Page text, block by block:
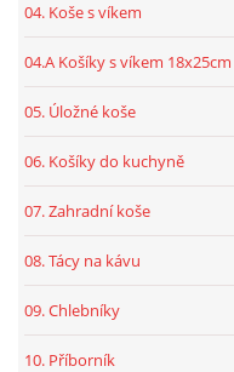
04. Koše s víkem
04.A Košíky s víkem 18x25cm
05. Úložné koše
06. Košíky do kuchyně
07. Zahradní koše
08. Tácy na kávu
09. Chlebníky
10. Příborník